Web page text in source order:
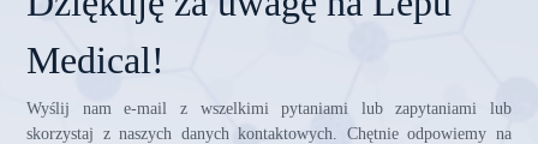
Medical!
Wyślij nam e-mail z wszelkimi pytaniami lub zapytaniami lub
skorzystaj z naszych danych kontaktowych. Chętnie odpowiemy na